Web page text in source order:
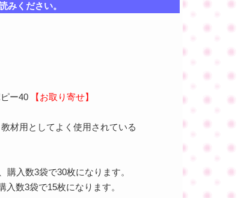
ください。
ー40 【お取り寄せ】
材用としてよく使用されている
入数3袋で30枚になります。
数3袋で15枚になります。